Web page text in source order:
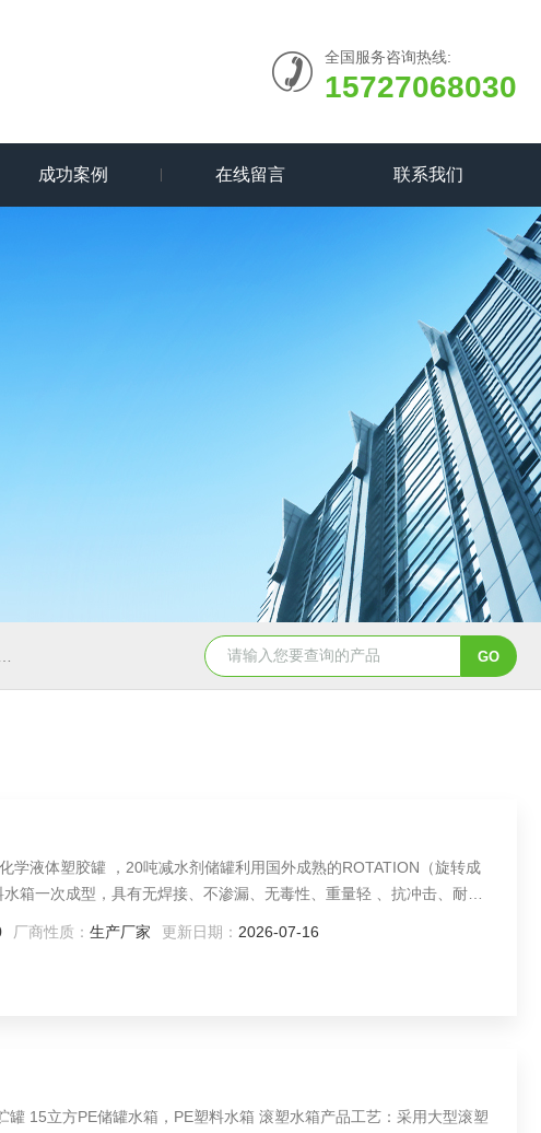
全国服务咨询热线:
15727068030
成功案例 在线留言 联系我们
50吨pe塑料水箱储水罐 40吨PE塑料防腐储罐
外成熟的ROTATION（旋转成
箱一次成型，具有无焊接、不渗漏、无毒性、重量轻 、抗冲击、耐腐
厂商性质： 生产厂家 更新日期： 2026-07-16
大型滚塑